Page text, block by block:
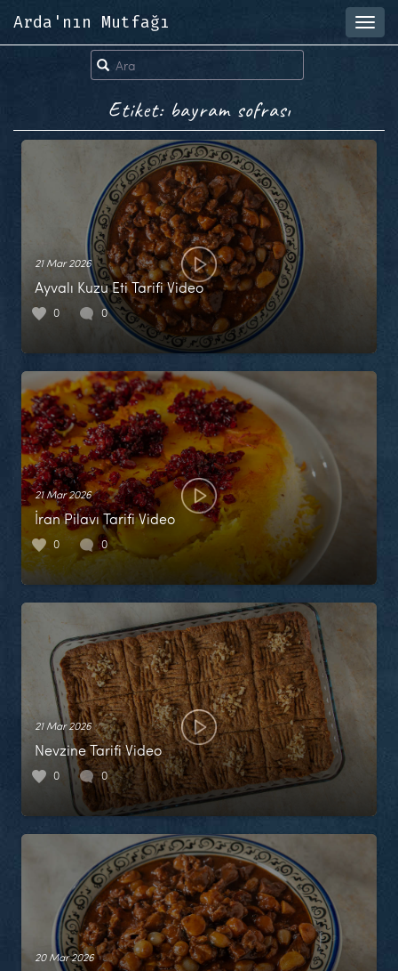
Arda'nın Mutfağı
Etiket: bayram sofrası
21 Mar 2026
Ayvalı Kuzu Eti Tarifi Video
0 0
21 Mar 2026
İran Pilavı Tarifi Video
0 0
21 Mar 2026
Nevzine Tarifi Video
0 0
20 Mar 2026